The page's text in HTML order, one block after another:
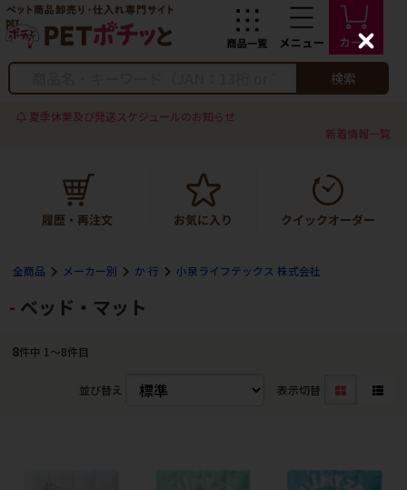
検索
夏季休業及び発送スケジュールのお知らせ
新着情報一覧
全商品 メーカー別 か 行 小泉ライフテックス 株式会社
ベッド・マット
8件中 1〜8件目
並び替え 表示切替
C
l
s